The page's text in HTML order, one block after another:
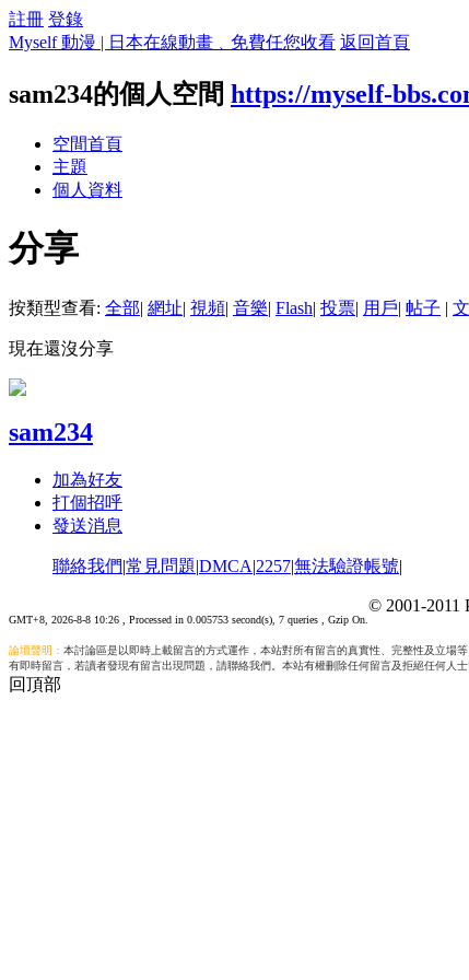
註冊 登錄
Myself 動漫 | 日本在線動畫﹑免費任您收看 返回首頁
sam234的個人空間 https://myself-
空間首頁
主題
個人資料
分享
按類型查看: 全部| 網址| 視頻| 音樂| Flash| 投票| 用戶| 帖子 |
現在還沒分享
sam234
加為好友
打個招呼
發送消息
聯絡我們|常見問題|DMCA|2257|無法驗證帳號|
GMT+8, 2026-8-8 10:26 , Processed in 0.005753 second(s), 7 queries , Gzip On.
© 2001-2011
論壇聲明： 本討論區是以即時上載留言的方式運作，本站對所有留言的真實性、完整性及立場
有即時留言，若讀者發現有留言出現問題，請聯絡我們。本站有權刪除任何留言及拒絕任何人
回頂部